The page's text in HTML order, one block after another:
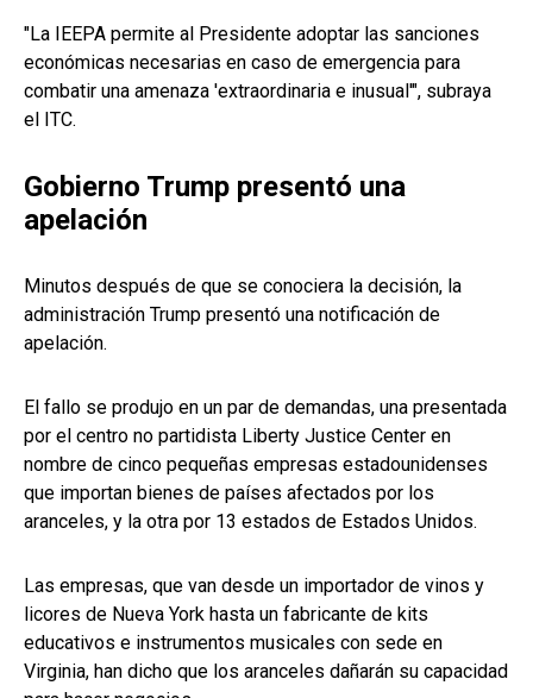
"La IEEPA permite al Presidente adoptar las sanciones
económicas necesarias en caso de emergencia para
combatir una amenaza 'extraordinaria e inusual'", subraya
el ITC.
Gobierno Trump presentó una
apelación
Minutos después de que se conociera la decisión, la
administración Trump presentó una notificación de
apelación.
El fallo se produjo en un par de demandas, una presentada
por el centro no partidista Liberty Justice Center en
nombre de cinco pequeñas empresas estadounidenses
que importan bienes de países afectados por los
aranceles, y la otra por 13 estados de Estados Unidos.
Las empresas, que van desde un importador de vinos y
licores de Nueva York hasta un fabricante de kits
educativos e instrumentos musicales con sede en
Virginia, han dicho que los aranceles dañarán su capacidad